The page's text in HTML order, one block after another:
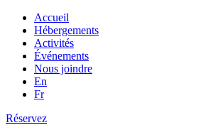
Accueil
Hébergements
Activités
Événements
Nous joindre
En
Fr
Réservez